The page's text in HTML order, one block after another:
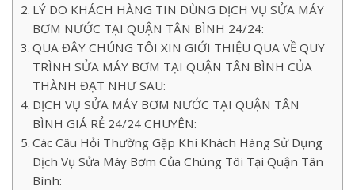
LÝ DO KHÁCH HÀNG TIN DÙNG DỊCH VỤ SỬA MÁY
BƠM NƯỚC TẠI QUẬN TÂN BÌNH 24/24:
QUA ĐÂY CHÚNG TÔI XIN GIỚI THIỆU QUA VỀ QUY
TRÌNH SỬA MÁY BƠM TẠI QUẬN TÂN BÌNH CỦA
THÀNH ĐẠT NHƯ SAU:
DỊCH VỤ SỬA MÁY BƠM NƯỚC TẠI QUẬN TÂN
BÌNH GIÁ RẺ 24/24 CHUYÊN:
Các Câu Hỏi Thường Gặp Khi Khách Hàng Sử Dụng
Dịch Vụ Sửa Máy Bơm Của Chúng Tôi Tại Quận Tân
Bình: